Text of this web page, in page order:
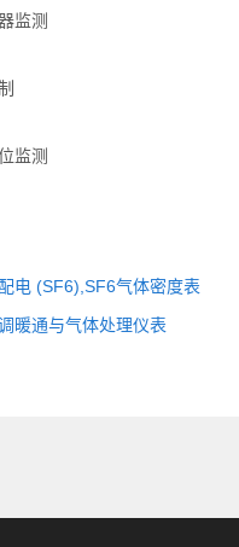
监测
监测
电 (SF6),SF6气体密度表
暖通与气体处理仪表